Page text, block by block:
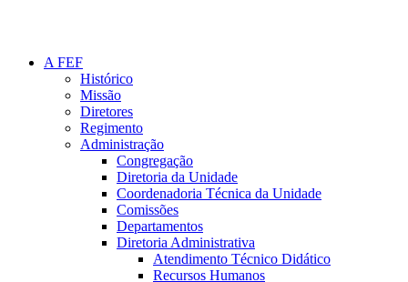
A FEF
Histórico
Missão
Diretores
Regimento
Administração
Congregação
Diretoria da Unidade
Coordenadoria Técnica da Unidade
Comissões
Departamentos
Diretoria Administrativa
Atendimento Técnico Didático
Recursos Humanos